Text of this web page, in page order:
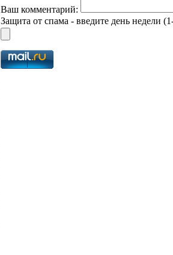
Ваш комментарий:
Защита от спама - введите день недели